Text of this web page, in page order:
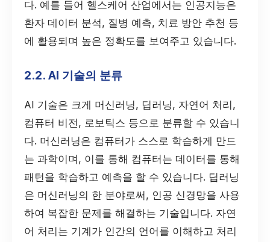
다. 예를 들어 헬스케어 산업에서는 인공지능은
환자 데이터 분석, 질병 예측, 치료 방안 추천 등
에 활용되며 높은 정확도를 보여주고 있습니다.
2.2. AI 기술의 분류
AI 기술은 크게 머신러닝, 딥러닝, 자연어 처리,
컴퓨터 비전, 로보틱스 등으로 분류할 수 있습니
다. 머신러닝은 컴퓨터가 스스로 학습하게 만드
는 과학이며, 이를 통해 컴퓨터는 데이터를 통해
패턴을 학습하고 예측을 할 수 있습니다. 딥러닝
은 머신러닝의 한 분야로써, 인공 신경망을 사용
하여 복잡한 문제를 해결하는 기술입니다. 자연
어 처리는 기계가 인간의 언어를 이해하고 처리